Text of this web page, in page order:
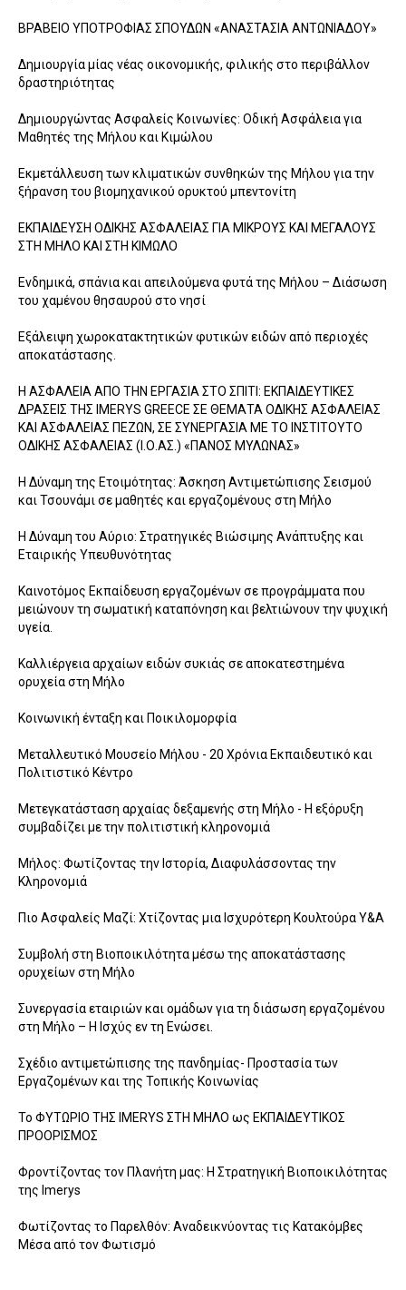
ΒΡΑΒΕΙΟ ΥΠΟΤΡΟΦΙΑΣ ΣΠΟΥΔΩΝ «ΑΝΑΣΤΑΣΙΑ ΑΝΤΩΝΙΑΔΟΥ»
Δημιουργία μίας νέας οικονομικής, φιλικής στο περιβάλλον
δραστηριότητας
Δημιουργώντας Ασφαλείς Κοινωνίες: Οδική Ασφάλεια για
Μαθητές της Μήλου και Κιμώλου
Εκμετάλλευση των κλιματικών συνθηκών της Μήλου για την
ξήρανση του βιομηχανικού ορυκτού μπεντονίτη
ΕΚΠΑΙΔΕΥΣΗ ΟΔΙΚΗΣ ΑΣΦΑΛΕΙΑΣ ΓΙΑ ΜΙΚΡΟΥΣ ΚΑΙ ΜΕΓΑΛΟΥΣ
ΣΤΗ ΜΗΛΟ ΚΑΙ ΣΤΗ ΚΙΜΩΛΟ
Ενδημικά, σπάνια και απειλούμενα φυτά της Μήλου – Διάσωση
του χαμένου θησαυρού στο νησί
Εξάλειψη χωροκατακτητικών φυτικών ειδών από περιοχές
αποκατάστασης.
Η ΑΣΦΑΛΕΙΑ ΑΠΟ ΤΗΝ ΕΡΓΑΣΙΑ ΣΤΟ ΣΠΙΤΙ: ΕΚΠΑΙΔΕΥΤΙΚΕΣ
ΔΡΑΣΕΙΣ ΤΗΣ IMERYS GREECE ΣΕ ΘΕΜΑΤΑ ΟΔΙΚΗΣ ΑΣΦΑΛΕΙΑΣ
ΚΑΙ ΑΣΦΑΛΕΙΑΣ ΠΕΖΩΝ, ΣΕ ΣΥΝΕΡΓΑΣΙΑ ΜΕ ΤΟ ΙΝΣΤΙΤΟΥΤΟ
ΟΔΙΚΗΣ ΑΣΦΑΛΕΙΑΣ (Ι.Ο.ΑΣ.) «ΠΑΝΟΣ ΜΥΛΩΝΑΣ»
Η Δύναμη της Ετοιμότητας: Άσκηση Αντιμετώπισης Σεισμού
και Τσουνάμι σε μαθητές και εργαζομένους στη Μήλο
Η Δύναμη του Αύριο: Στρατηγικές Βιώσιμης Ανάπτυξης και
Εταιρικής Υπευθυνότητας
Καινοτόμος Εκπαίδευση εργαζομένων σε προγράμματα που
μειώνουν τη σωματική καταπόνηση και βελτιώνουν την ψυχική
υγεία.
Καλλιέργεια αρχαίων ειδών συκιάς σε αποκατεστημένα
ορυχεία στη Μήλο
Κοινωνική ένταξη και Ποικιλομορφία
Μεταλλευτικό Μουσείο Μήλου - 20 Χρόνια Εκπαιδευτικό και
Πολιτιστικό Κέντρο
Μετεγκατάσταση αρχαίας δεξαμενής στη Μήλο - Η εξόρυξη
συμβαδίζει με την πολιτιστική κληρονομιά
Μήλος: Φωτίζοντας την Ιστορία, Διαφυλάσσοντας την
Κληρονομιά
Πιο Ασφαλείς Μαζί: Χτίζοντας μια Ισχυρότερη Κουλτούρα Υ&Α
Συμβολή στη Βιοποικιλότητα μέσω της αποκατάστασης
ορυχείων στη Μήλο
Συνεργασία εταιριών και ομάδων για τη διάσωση εργαζομένου
στη Μήλο – Η Ισχύς εν τη Ενώσει.
Σχέδιο αντιμετώπισης της πανδημίας- Προστασία των
Εργαζομένων και της Τοπικής Κοινωνίας
Το ΦΥΤΩΡΙΟ ΤΗΣ IMERYS ΣΤΗ ΜΗΛΟ ως ΕΚΠΑΙΔΕΥΤΙΚΟΣ
ΠΡΟΟΡΙΣΜΟΣ
Φροντίζοντας τον Πλανήτη μας: Η Στρατηγική Βιοποικιλότητας
της Imerys
Φωτίζοντας το Παρελθόν: Αναδεικνύοντας τις Κατακόμβες
Μέσα από τον Φωτισμό